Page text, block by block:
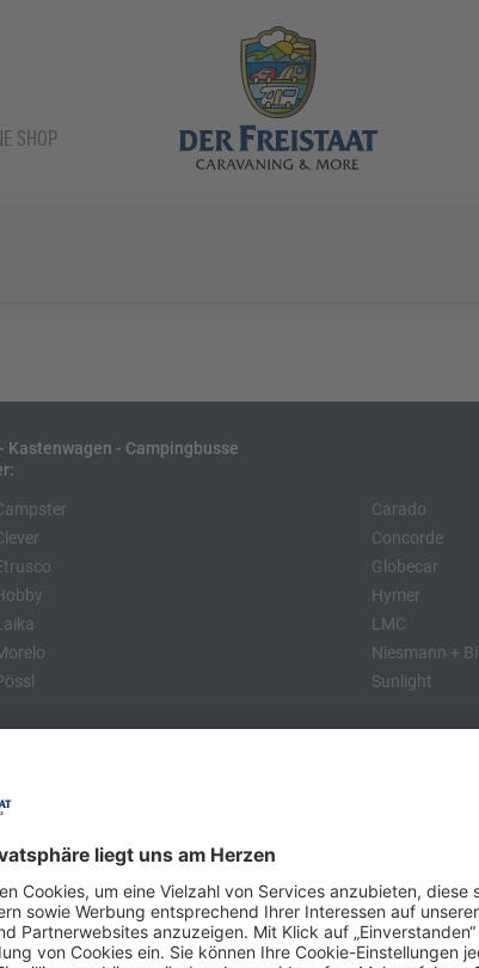
SHOP
Kastenwagen - Campingbusse
Carado
Concorde
Globecar
Hymer
LMC
Niesmann +
Sunlight